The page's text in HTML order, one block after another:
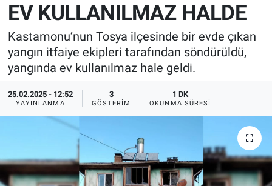
EV KULLANILMAZ HALDE
Kastamonu’nun Tosya ilçesinde bir evde çıkan
yangın itfaiye ekipleri tarafından söndürüldü,
yangında ev kullanılmaz hale geldi.
25.02.2025 - 12:52
YAYINLANMA
3
GÖSTERIM
1 DK
OKUNMA SÜRESI